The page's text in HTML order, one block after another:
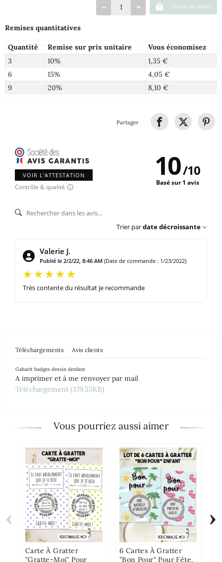
Ajouter au panier
Remises quantitatives
Quantité Remise sur prix unitaire
Vous économisez
3
10%
1,35 €
6
15%
4,05 €
9
20% 8,10 €
Partager
VOIR L'ATTESTATION
Contrôle & qualité
10/10
Basé sur 1 avis
Trier pardate décroissante
Valerie J.
Publié le 2/2/22, 8:46 AM (Date de commande : 1/23/2022)
Très contente du résultat je recommande
Téléchargements Avis clients
Gabarit badges dessin denfant
A imprimer et à me renvoyer par mail
Téléchargement (379.55KB)
Vous pourriez aussi aimer
Carte À Gratter
"Gratte-Moi" Pour
6 Cartes À Gratter
"Bon Pour" Pour Fête,
‹ ›